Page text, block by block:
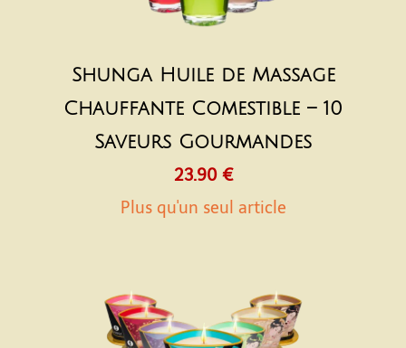
Shunga Huile de Massage
Chauffante Comestible – 10
Saveurs Gourmandes
23.90 €
Plus qu'un seul article